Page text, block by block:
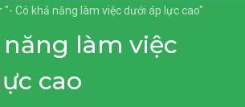
Có khả năng làm việc dưới áp lực cao"
năng làm việc
cao